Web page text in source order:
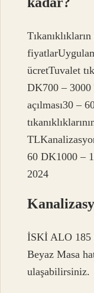
ücretTuvalet
DK700 – 3000
açılması30 –
60 DK1000 –
2024
İSKİ ALO 185
Beyaz Masa
ulaşabilirsiniz.